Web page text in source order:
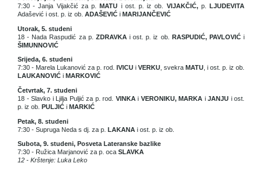
7:30 - Janja Vijakčić za p.MATU i ost. p. iz ob. VIJAKČIĆ, p.LJUDEVITA
Adašević i ost. p. iz ob. ADAŠEVIĆ i MARIJANČEVIĆ
Utorak, 5. studeni
18 - Nada Raspudić za p. ZDRAVKAi ost. p. iz ob. RASPUDIĆ, PAVLOVIĆi
ŠIMUNNOVIĆ
Srijeda, 6. studeni
7:30 - Marela Lukanović za p. rod. IVICU i VERKU , svekra MATU , i ost. p. iz ob.
LAUKANOVIĆ i MARKOVIĆ
Četvrtak, 7. studeni
18 - Slavko i Ljilja Puljić za p. rod. VINKA i VERONIKU, MARKA i JANJU i ost.
p. iz ob. PULJIĆ i MARKIĆ
Petak, 8. studeni
7:30 - Supruga Neda s dj. za p. LAKANA i ost. p. iz ob.
Subota, 9. studeni, Posveta Lateranske bazlike
7:30 - Ružica Marjanović za p. oca SLAVKA
12 - Krštenje: Luka Leko